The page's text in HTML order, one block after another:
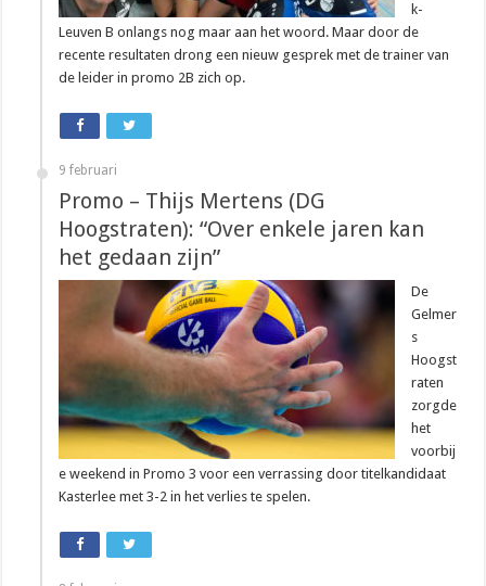
k-
Leuven B onlangs nog maar aan het woord. Maar door de
recente resultaten drong een nieuw gesprek met de trainer van
de leider in promo 2B zich op.
9 februari
Promo – Thijs Mertens (DG
Hoogstraten): “Over enkele jaren kan
het gedaan zijn”
De
Gelmer
s
Hoogst
raten
zorgde
het
voorbij
e weekend in Promo 3 voor een verrassing door titelkandidaat
Kasterlee met 3-2 in het verlies te spelen.